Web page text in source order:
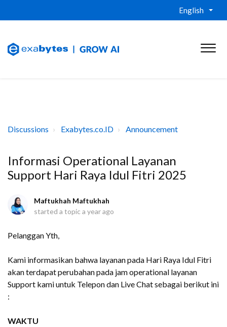
English
Discussions Exabytes.co.ID Announcement
Informasi Operational Layanan
Support Hari Raya Idul Fitri 2025
Maftukhah Maftukhah
started a topic a year ago
Pelanggan Yth,
Kami informasikan bahwa layanan pada Hari Raya Idul Fitri
akan terdapat perubahan pada jam operational layanan
Support kami untuk Telepon dan Live Chat sebagai berikut ini
:
WAKTU